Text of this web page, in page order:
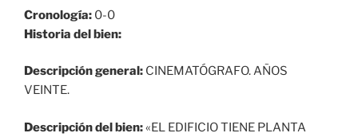
Cronología: 0-0
Historia del bien:
Descripción general: CINEMATÓGRAFO. AÑOS
VEINTE.
Descripción del bien:«EL EDIFICIO TIENE PLANTA